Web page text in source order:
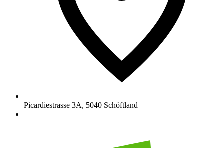
Picardiestrasse 3A, 5040 Schöftland